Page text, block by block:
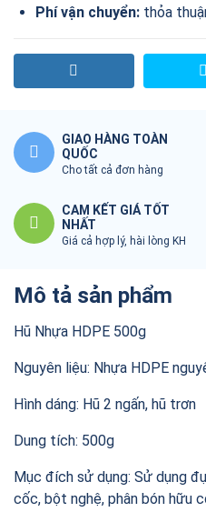
Phí vận chuyển: thỏa
GIAO HÀNG TOÀN
QUỐC
Cho tất cả đơn hàng
CAM KẾT GIÁ TỐT
NHẤT
Giá cả hợp lý, hài lòng KH
Mô tả sản phẩm
Hũ Nhựa HDPE 500g
Nguyên liệu: Nhựa HDPE
Hình dáng: Hũ 2 ngấn, hũ trơn
Dung tích: 500g
Mục đích sử dụng: Sử dụng
cốc, bột nghệ, phân bón hữu